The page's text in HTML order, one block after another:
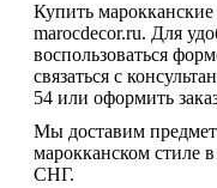
Купить
marocdecor.ru. Для
воспользоваться
связаться с
54 или оформить
Мы доставим
марокканском стиле
СНГ.